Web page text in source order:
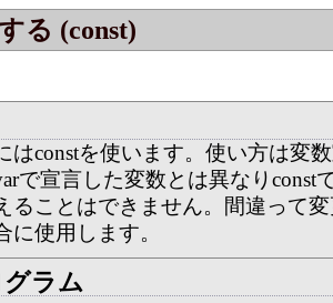
る (const)
はconstを使います。使い方は変
で宣言した変数とは異なりconst
ることはできません。間違って
に使用します。
ラム